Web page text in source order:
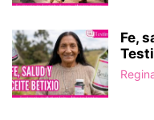
Fe,